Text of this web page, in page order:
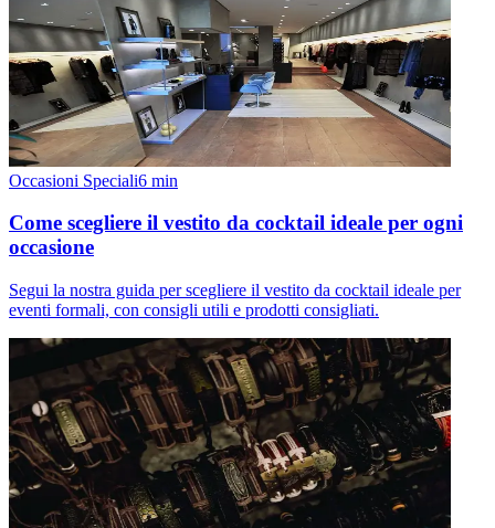
Occasioni Speciali6 min
Come scegliere il vestito da cocktail ideale per ogni
occasione
Segui la nostra guida per scegliere il vestito da cocktail ideale per
eventi formali, con consigli utili e prodotti consigliati.